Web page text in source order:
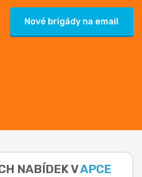
Nové brigády na email
NABÍDEK VAPCE